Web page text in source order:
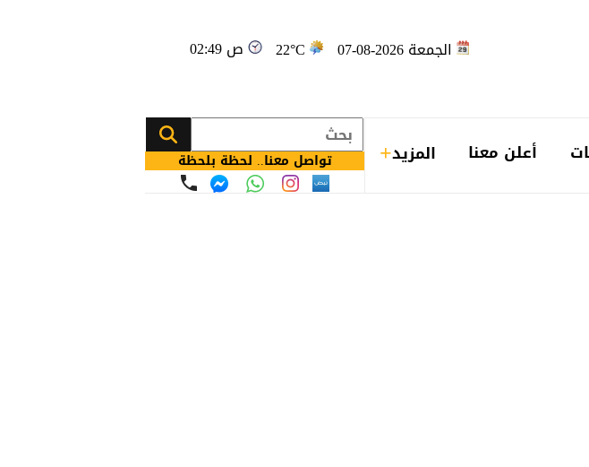
الجمعة 2026-08-07 22°C 02:49 ص
أعلن معنا المزيد تواصل معنا.. لحظة بلحظة